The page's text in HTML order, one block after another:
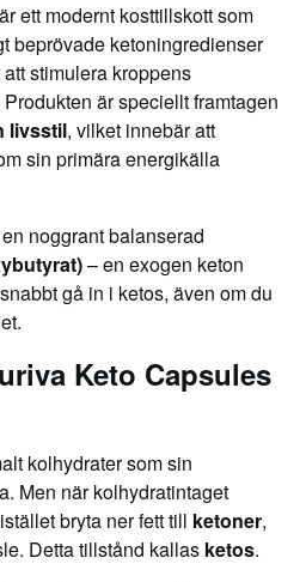
är ett modernt kosttillskott som
beprövade ketoningredienser
stimulera kroppens
är speciellt framtagen
livsstil, vilket innebär att
sin primära energikälla
noggrant balanserad
– en exogen keton
gå in i ketos, även om du
Keto Capsules
kolhydrater som sin
Men när kolhydratintaget
bryta ner fett till ketoner,
Detta tillstånd kallas ketos.